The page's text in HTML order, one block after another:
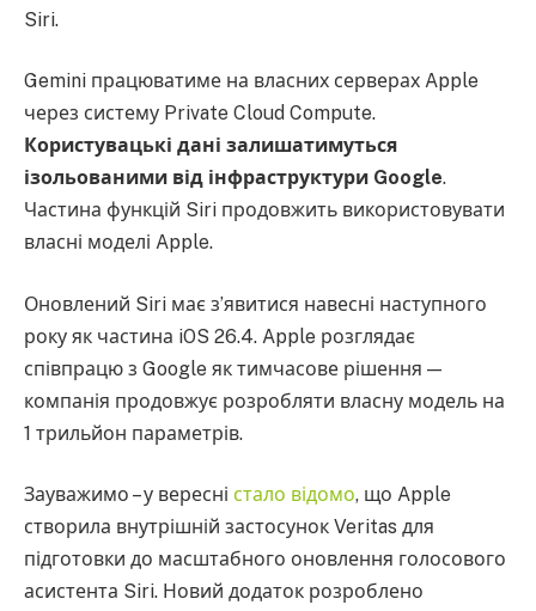
Siri.
Gemini працюватиме на власних серверах Apple
через систему Private Cloud Compute.
Користувацькі дані залишатимуться
ізольованими від інфраструктури Google.
Частина функцій Siri продовжить використовувати
власні моделі Apple.
Оновлений Siri має з’явитися навесні наступного
року як частина iOS 26.4. Apple розглядає
співпрацю з Google як тимчасове рішення —
компанія продовжує розробляти власну модель на
1 трильйон параметрів.
Зауважимо – у вересні стало відомо, що Apple
створила внутрішній застосунок Veritas для
підготовки до масштабного оновлення голосового
асистента Siri. Новий додаток розроблено